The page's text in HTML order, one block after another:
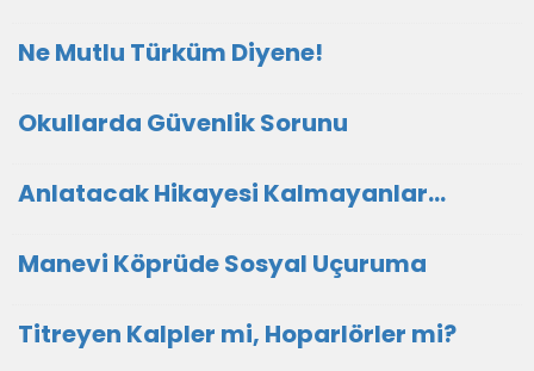
Ne Mutlu Türküm Diyene!
Okullarda Güvenlik Sorunu
Anlatacak Hikayesi Kalmayanlar...
Manevi Köprüde Sosyal Uçuruma
Titreyen Kalpler mi, Hoparlörler mi?